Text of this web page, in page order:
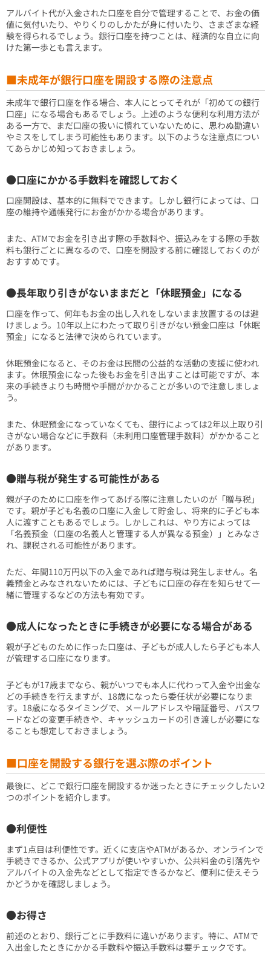
アルバイト代が入金された口座を自分で管理することで、お金の価
値に気付いたり、やりくりのしかたが身に付いたり、さまざまな経
験を得られるでしょう。銀行口座を持つことは、経済的な自立に向
けた第一歩とも言えます。
■未成年が銀行口座を開設する際の注意点
未成年で銀行口座を作る場合、本人にとってそれが「初めての銀行
口座」になる場合もあるでしょう。上述のような便利な利用方法が
ある一方で、まだ口座の扱いに慣れていないために、思わぬ勘違い
やミスをしてしまう可能性もあります。以下のような注意点につい
てあらかじめ知っておきましょう。
●口座にかかる手数料を確認しておく
口座開設は、基本的に無料でできます。しかし銀行によっては、口
座の維持や通帳発行にお金がかかる場合があります。
また、ATMでお金を引き出す際の手数料や、振込みをする際の手数
料も銀行ごとに異なるので、口座を開設する前に確認しておくのが
おすすめです。
●長年取り引きがないままだと「休眠預金」になる
口座を作って、何年もお金の出し入れをしないまま放置するのは避
けましょう。10年以上にわたって取り引きがない預金口座は「休眠
預金」になると法律で決められています。
休眠預金になると、そのお金は民間の公益的な活動の支援に使われ
ます。休眠預金になった後もお金を引き出すことは可能ですが、本
来の手続きよりも時間や手間がかかることが多いので注意しましょ
う。
また、休眠預金になっていなくても、銀行によっては2年以上取り引
きがない場合などに手数料（未利用口座管理手数料）がかかること
があります。
●贈与税が発生する可能性がある
親が子のために口座を作ってあげる際に注意したいのが「贈与税」
です。親が子ども名義の口座に入金して貯金し、将来的に子ども本
人に渡すこともあるでしょう。しかしこれは、やり方によっては
「名義預金（口座の名義人と管理する人が異なる預金）」とみなさ
れ、課税される可能性があります。
ただ、年間110万円以下の入金であれば贈与税は発生しません。名
義預金とみなされないためには、子どもに口座の存在を知らせて一
緒に管理するなどの方法も有効です。
●成人になったときに手続きが必要になる場合がある
親が子どものために作った口座は、子どもが成人したら子ども本人
が管理する口座になります。
子どもが17歳までなら、親がいつでも本人に代わって入金や出金な
どの手続きを行えますが、18歳になったら委任状が必要になりま
す。18歳になるタイミングで、メールアドレスや暗証番号、パスワ
ードなどの変更手続きや、キャッシュカードの引き渡しが必要にな
ることも想定しておきましょう。
■口座を開設する銀行を選ぶ際のポイント
最後に、どこで銀行口座を開設するか迷ったときにチェックしたい2
つのポイントを紹介します。
●利便性
まず1点目は利便性です。近くに支店やATMがあるか、オンラインで
手続きできるか、公式アプリが使いやすいか、公共料金の引落先や
アルバイトの入金先などとして指定できるかなど、便利に使えそう
かどうかを確認しましょう。
●お得さ
前述のとおり、銀行ごとに手数料に違いがあります。特に、ATMで
入出金したときにかかる手数料や振込手数料は要チェックです。